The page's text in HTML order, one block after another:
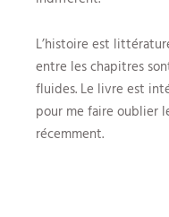
L’histoire est
entre les chapitres
fluides. Le livre est
pour me faire oublier
récemment.